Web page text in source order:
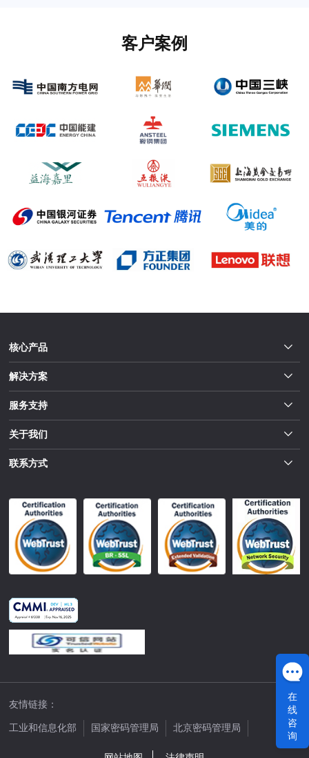
客户案例
核心产品
解决方案
服务支持
关于我们
联系方式
友情链接：
工业和信息化部 国家密码管理局
北京密码管理局
在
线
咨
询